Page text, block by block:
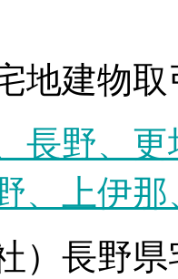
地建物
長野、
、上伊
長野県